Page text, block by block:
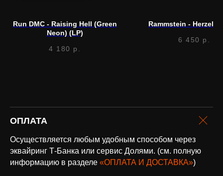
Run DMC - Raising Hell (Green
Neon) (LP)
4 180 р.
Rammstein -
6 450 р.
ОПЛАТА
Осуществляется любым удобным способом через
эквайринг Т-Банка или сервис Долями. (см. полную
информацию в разделе «ОПЛАТА И ДОСТАВКА»)
оплата и
доставка
Подробнее